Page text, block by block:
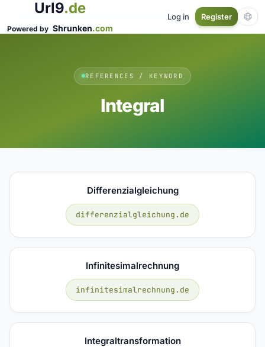
Url9.de
Powered by Shrunken.com
Log in Register
REFERENCES / KEYWORD
Integral
Differenzialgleichung
differenzialgleichung.de
Infinitesimalrechnung
infinitesimalrechnung.de
Integraltransformation